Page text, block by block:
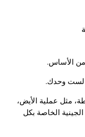
من الأساس.
لست وحدك.
مثل عملية الأيض،
الخاصة بكل